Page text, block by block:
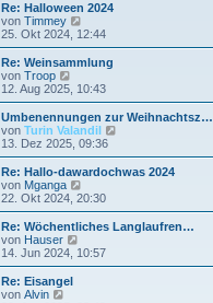
r
a
g
B
e
i
r
a
g
r
Re: Halloween 2024
von Timmey
e
u
e
t
B
e
i
r
g
25. Okt 2024, 12:44
Re: Weinsammlung
von Troop
e
u
e
s
t
e
B
e
i
r
a
g
12. Aug 2025, 10:43
Umbenennungen zur Weihnachtsz…
von Turin Valandil
u
e
B
13. Dez 2025, 09:36
Re: Hallo-dawardochwas 2024
von Mganga
e
u
e
t
22. Okt 2024, 20:30
Re: Wöchentliches Langlaufren…
von Hauser
e
u
14. Jun 2024, 10:57
Re: Eisangel
von Alvin